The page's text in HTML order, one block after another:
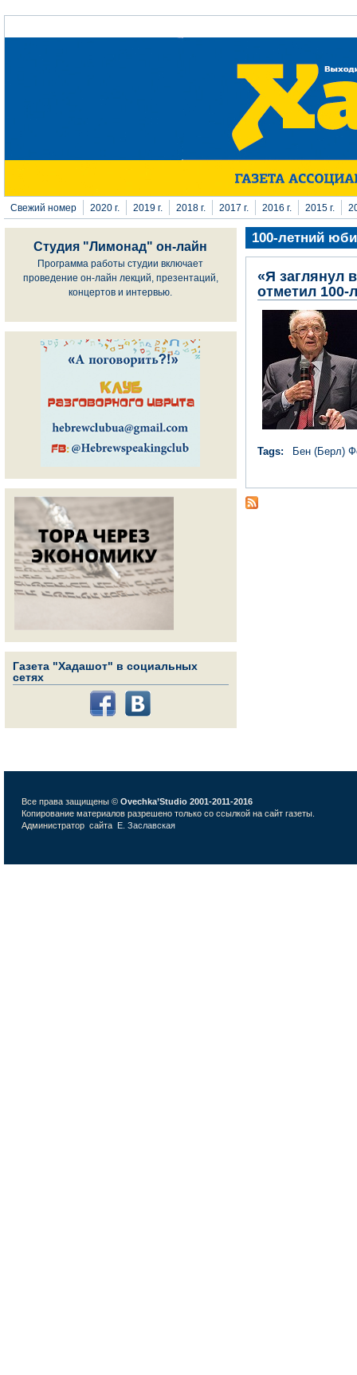
Перейти к основному содержанию
Свежий номер 2020 г. 2019 г. 2018 г. 2017 г. 2016 г. 2015 г.
Студия "Лимонад" он-лайн
Программа работы студии включает
проведение он-лайн лекций, презентаций,
концертов и интервью.
Газета "Хадашот" в социальных
сетях
100-летний
«Я заглянул
отметил 100-
Tags: Бен (Берл)
Все права защищены © Ovechka’Studio 2001-2011-2016
Копирование материалов разрешено только со ссылкой на сайт газеты.
Администратор сайта Е. Заславская